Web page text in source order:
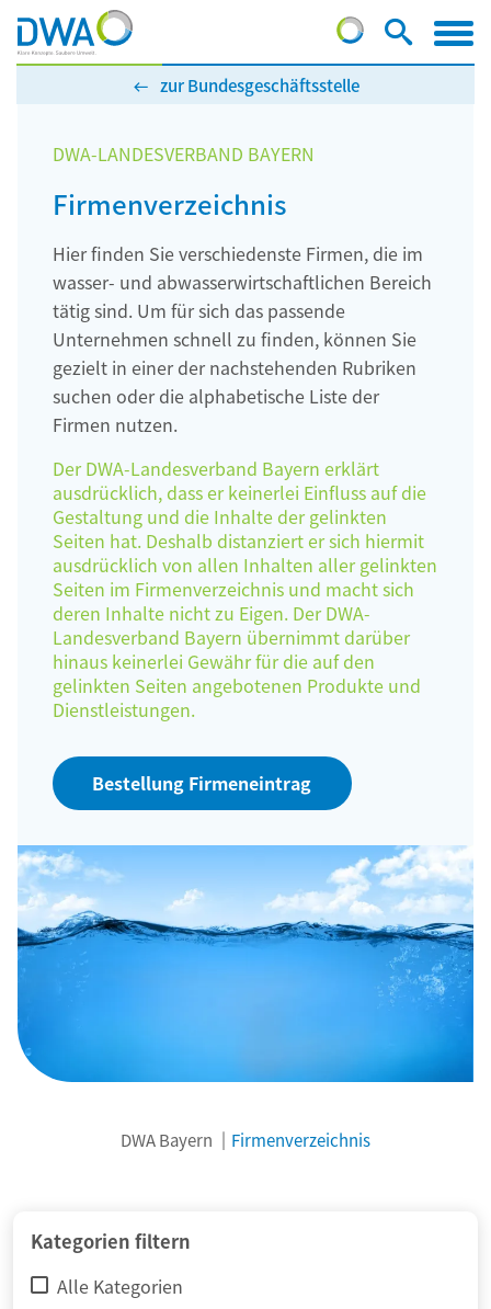
zur Bundesgeschäftsstelle
DWA-LANDESVERBAND BAYERN
Firmenverzeichnis
Hier finden Sie verschiedenste Firmen, die im
wasser- und abwasserwirtschaftlichen Bereich
tätig sind. Um für sich das passende
Unternehmen schnell zu finden, können Sie
gezielt in einer der nachstehenden Rubriken
suchen oder die alphabetische Liste der
Firmen nutzen.
Der DWA-Landesverband Bayern erklärt
ausdrücklich, dass er keinerlei Einfluss auf die
Gestaltung und die Inhalte der gelinkten
Seiten hat. Deshalb distanziert er sich hiermit
ausdrücklich von allen Inhalten aller gelinkten
Seiten im Firmenverzeichnis und macht sich
deren Inhalte nicht zu Eigen. Der DWA-
Landesverband Bayern übernimmt darüber
hinaus keinerlei Gewähr für die auf den
gelinkten Seiten angebotenen Produkte und
Dienstleistungen.
Bestellung Firmeneintrag
DWA Bayern Firmenverzeichnis
Kategorien filtern
Alle Kategorien